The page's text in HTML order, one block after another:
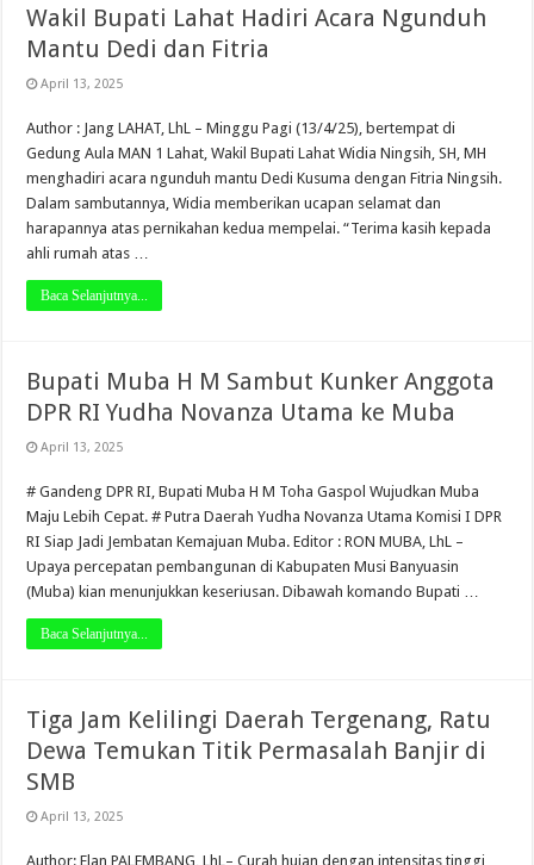
Wakil Bupati Lahat Hadiri Acara Ngunduh
Mantu Dedi dan Fitria
April 13, 2025
Author : Jang LAHAT, LhL – Minggu Pagi (13/4/25), bertempat di
Gedung Aula MAN 1 Lahat, Wakil Bupati Lahat Widia Ningsih, SH, MH
menghadiri acara ngunduh mantu Dedi Kusuma dengan Fitria Ningsih.
Dalam sambutannya, Widia memberikan ucapan selamat dan
harapannya atas pernikahan kedua mempelai. “Terima kasih kepada
ahli rumah atas …
Baca Selanjutnya...
Bupati Muba H M Sambut Kunker Anggota
DPR RI Yudha Novanza Utama ke Muba
April 13, 2025
# Gandeng DPR RI, Bupati Muba H M Toha Gaspol Wujudkan Muba
Maju Lebih Cepat. # Putra Daerah Yudha Novanza Utama Komisi I DPR
RI Siap Jadi Jembatan Kemajuan Muba. Editor : RON MUBA, LhL –
Upaya percepatan pembangunan di Kabupaten Musi Banyuasin
(Muba) kian menunjukkan keseriusan. Dibawah komando Bupati …
Baca Selanjutnya...
Tiga Jam Kelilingi Daerah Tergenang, Ratu
Dewa Temukan Titik Permasalah Banjir di
SMB
April 13, 2025
Author: Elan PALEMBANG, LhL– Curah hujan dengan intensitas tinggi